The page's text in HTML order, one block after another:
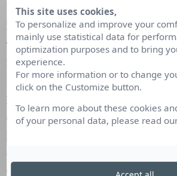
Et il est fort à parier que
Premiumvoient le jour
viennent, créant une véritable
revalorisant ce métier de
Pouvoir proposer à ses
privilégiées avec les
avancer dans sa réflexion, leur
pertinente et structurée des
de leur présence dans les
This site uses cookies,
To personalize and improve your
mainly use statistical data for
optimization purposes and to bring
experience.
For more information or to change
click on the Customize button.
To learn more about these cookies
of your personal data, please read